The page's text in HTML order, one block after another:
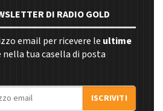
DI RADIO GOLD
email per ricevere le ultime
tua casella di posta
ISCRIVITI